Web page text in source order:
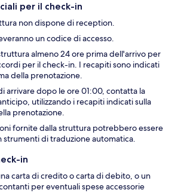
per il check-in
non dispone di reception.
un codice di accesso.
almeno 24 ore prima dell'arrivo per
per il check-in. I recapiti sono indicati
della prenotazione.
arrivare dopo le ore 01:00, contatta la
utilizzando i recapiti indicati sulla
prenotazione.
fornite dalla struttura potrebbero essere
di traduzione automatica.
in
carta di credito o carta di debito, o un
per eventuali spese accessorie